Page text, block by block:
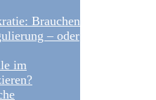
Brauchen
– oder
im